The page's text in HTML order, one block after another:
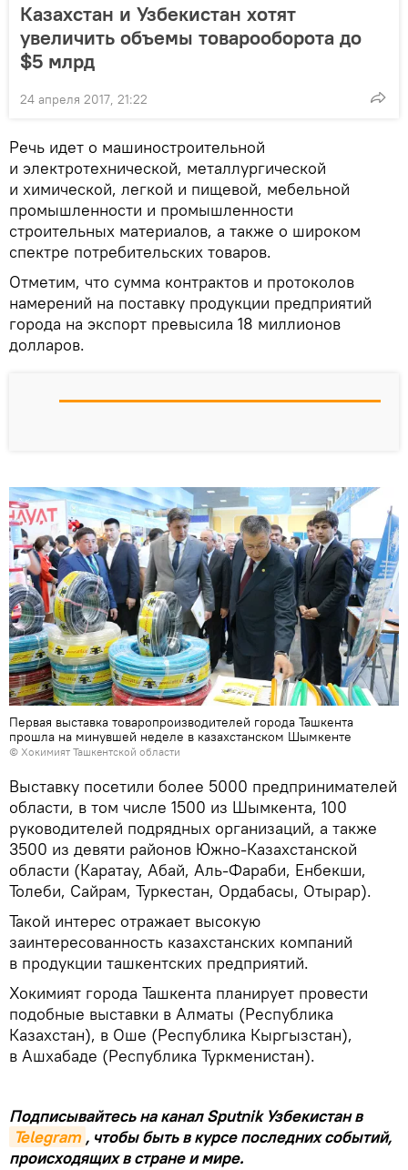
Казахстан и Узбекистан хотят
увеличить объемы товарооборота до
$5 млрд
24 апреля 2017, 21:22
Речь идет о машиностроительной
и электротехнической, металлургической
и химической, легкой и пищевой, мебельной
промышленности и промышленности
строительных материалов, а также о широком
спектре потребительских товаров.
Отметим, что сумма контрактов и протоколов
намерений на поставку продукции предприятий
города на экспорт превысила 18 миллионов
долларов.
Первая выставка товаропроизводителей города Ташкента
прошла на минувшей неделе в казахстанском Шымкенте
© Хокимият Ташкентской области
Выставку посетили более 5000 предпринимателей
области, в том числе 1500 из Шымкента, 100
руководителей подрядных организаций, а также
3500 из девяти районов Южно-Казахстанской
области (Каратау, Абай, Аль-Фараби, Енбекши,
Толеби, Сайрам, Туркестан, Ордабасы, Отырар).
Такой интерес отражает высокую
заинтересованность казахстанских компаний
в продукции ташкентских предприятий.
Хокимият города Ташкента планирует провести
подобные выставки в Алматы (Республика
Казахстан), в Оше (Республика Кыргызстан),
в Ашхабаде (Республика Туркменистан).
Подписывайтесь на канал Sputnik Узбекистан в
Telegram , чтобы быть в курсе последних событий,
происходящих в стране и мире.